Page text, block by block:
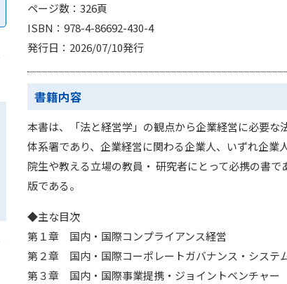
ページ数：326頁
ISBN：978-4-86692-430-4
発行日：2026/07/10発行
書籍内容
本書は、「法と経営学」の観点から企業経営に必要な
体系署であり、企業経営に関わる企業人、いずれ企業
院生や教える立場の教員・ 研究者にとって必携の書
版である。
◆主な目次
第１章 国内・国際コンプライアンス経営
第２章 国内・国際コーポレートガバナンス・システ
第３章 国内・国際事業提携・ジョイントベンチャー